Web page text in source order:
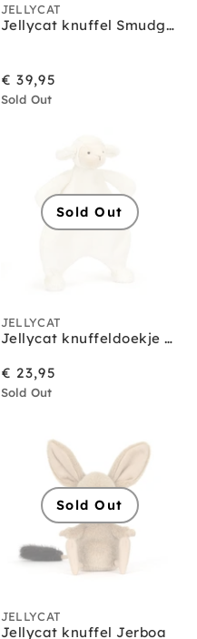
JELLYCAT
Jellycat knuffel Smudge Pig Original
€ 39,95
Sold Out
Sold Out
JELLYCAT
Jellycat knuffeldoekje bashful lamb
€ 23,95
Sold Out
Sold Out
JELLYCAT
Jellycat knuffel Jerboa